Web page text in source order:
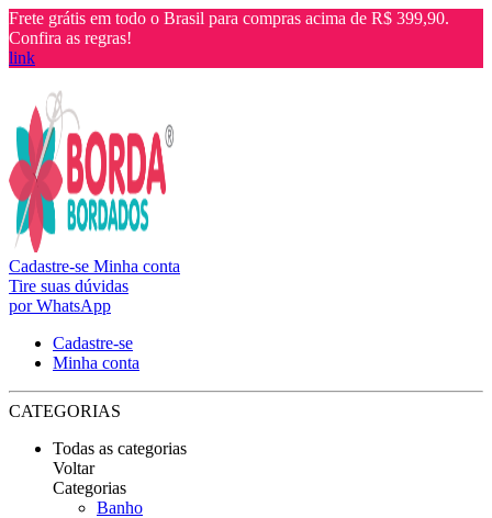
Frete grátis em todo o Brasil para compras acima de R$ 399,90.
Confira as regras!
link
Cadastre-se Minha conta
Tire suas dúvidas
por WhatsApp
Cadastre-se
Minha conta
CATEGORIAS
Todas as categorias
Voltar
Categorias
Banho